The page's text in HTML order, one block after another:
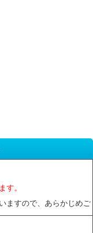
す。
ますので、あらかじめご